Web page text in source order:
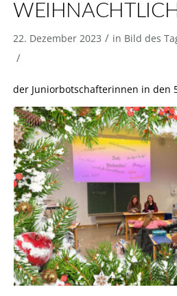
22. Dezember 2023 / in Bild des
/
der Juniorbotschafterinnen in den